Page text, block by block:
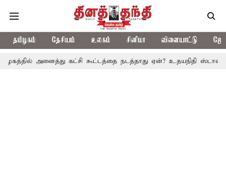
தமிழகம் தேசியம் உலகம் சினிமா விளையாட்டு
கட்சி கூட்டத்தை நடத்தாது ஏன்? உதயநிதி ஸ்டாலின் கேள்வி